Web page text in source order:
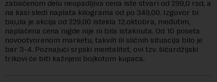
zabačenom delu neupadljiva cena iste stvari od 299,0 rsd, a
na kasi sledi naplata kilograma od po 349,00. Izgovor bi
bio,da je akcija od 229,00 istekla 12.oktobra, međutim,
naplaćena cena nigde nije ni bila istaknuta. Od 10 poseta
novootvorenom marketu, takvih ili sličnih situacija bilo je
bar 3-4. Poznajući srpski mentalitet, ovi tzv. šićardžijski
trikovi će biti kažnjeni bojkotom kupaca.